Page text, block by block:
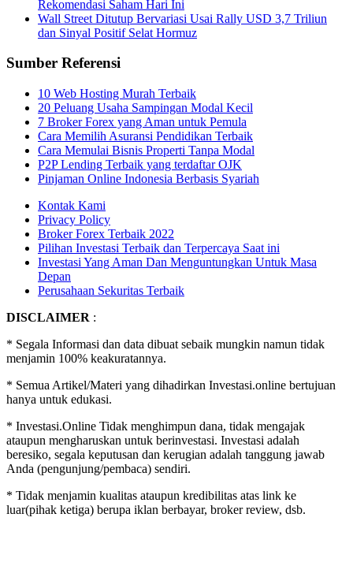
Rekomendasi Saham Hari Ini
Wall Street Ditutup Bervariasi Usai Rally USD 3,7 Triliun
dan Sinyal Positif Selat Hormuz
Sumber Referensi
10 Web Hosting Murah Terbaik
20 Peluang Usaha Sampingan Modal Kecil
7 Broker Forex yang Aman untuk Pemula
Cara Memilih Asuransi Pendidikan Terbaik
Cara Memulai Bisnis Properti Tanpa Modal
P2P Lending Terbaik yang terdaftar OJK
Pinjaman Online Indonesia Berbasis Syariah
Kontak Kami
Privacy Policy
Broker Forex Terbaik 2022
Pilihan Investasi Terbaik dan Terpercaya Saat ini
Investasi Yang Aman Dan Menguntungkan Untuk Masa
Depan
Perusahaan Sekuritas Terbaik
DISCLAIMER :
* Segala Informasi dan data dibuat sebaik mungkin namun tidak
menjamin 100% keakuratannya.
* Semua Artikel/Materi yang dihadirkan Investasi.online bertujuan
hanya untuk edukasi.
* Investasi.Online Tidak menghimpun dana, tidak mengajak
ataupun mengharuskan untuk berinvestasi. Investasi adalah
beresiko, segala keputusan dan kerugian adalah tanggung jawab
Anda (pengunjung/pembaca) sendiri.
* Tidak menjamin kualitas ataupun kredibilitas atas link ke
luar(pihak ketiga) berupa iklan berbayar, broker review, dsb.